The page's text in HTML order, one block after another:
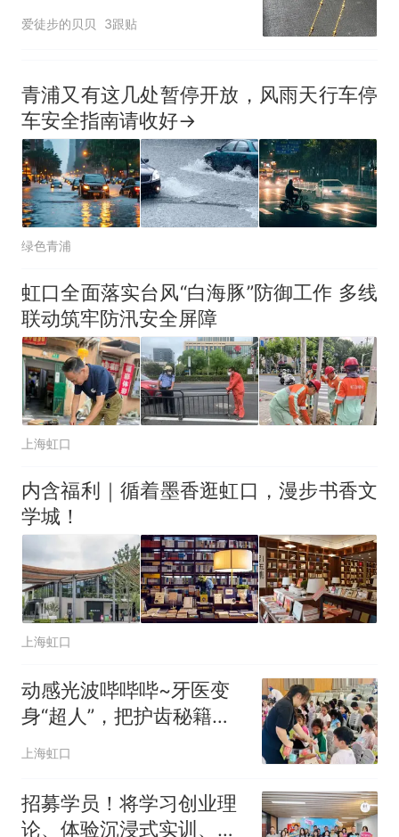
爱徒步的贝贝 3跟贴
青浦又有这几处暂停开放，风雨天行车停
车安全指南请收好→
绿色青浦
虹口全面落实台风“白海豚”防御工作 多线
联动筑牢防汛安全屏障
上海虹口
内含福利｜循着墨香逛虹口，漫步书香文
学城！
上海虹口
动感光波哔哔哔~牙医变
身“超人”，把护齿秘籍送
进暑托班
上海虹口
招募学员！将学习创业理
论、体验沉浸式实训、参